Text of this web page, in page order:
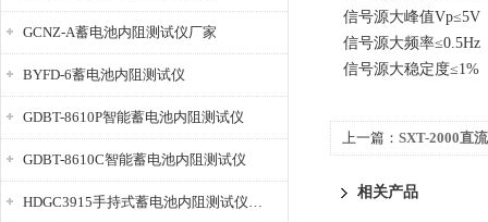
GCNZ-A蓄电池内阻测试仪厂家
BYFD-6蓄电池内阻测试仪
GDBT-8610P智能蓄电池内阻测试仪
GDBT-8610C智能蓄电池内阻测试仪
HDGC3915手持式蓄电池内阻测试仪厂家
信号源大峰值Vp≤5V
信号源大频率≤0.5Hz
信号源大稳定度≤1%
上一篇： SXT-2000直
相关产品